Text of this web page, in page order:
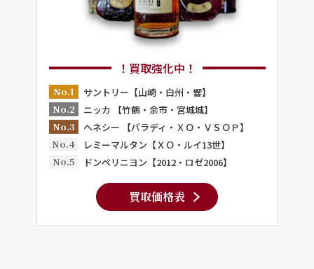
！買取強化中！
No.1
サントリー【山崎・白州・響】
No.2
ニッカ 【竹鶴・余市・宮城城】
No.3
ヘネシー 【パラディ・ＸＯ・ＶＳＯＰ】
No.4
レミーマルタン【ＸＯ・ルイ13世】
No.5
ドンペリニヨン【2012・ロゼ2006】
買取価格表